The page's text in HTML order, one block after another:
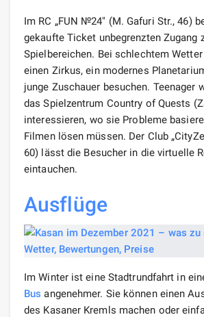
Im RC „FUN №24″ (M. Gafuri Str., 46)
gekaufte Ticket unbegrenzten Zugang
Spielbereichen. Bei schlechtem
einen Zirkus, ein modernes
junge Zuschauer besuchen. Teenager
das Spielzentrum Country of Quests
interessieren, wo sie Probleme
Filmen lösen müssen. Der Club
60) lässt die Besucher in die virtuelle
eintauchen.
Ausflüge
Im Winter ist eine Stadtrundfahrt in
Bus angenehmer. Sie können einen
des Kasaner Kremls machen oder